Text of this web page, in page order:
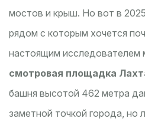
мостов и крыш. Но вот в
рядом с которым хочется
настоящим исследователем
смотровая площадка
башня высотой 462 метра
заметной точкой города, но